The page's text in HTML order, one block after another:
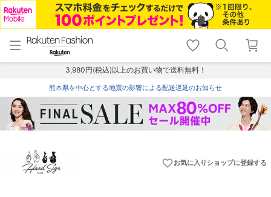
menu home
トップ
shopping_cart lock_outline
ログイン
3,980円(税込)以上のお買い物で送料無料！
熊本県を中心とする地震の影響による配送遅延のお知らせ
favorite_borderお気に入りショップに登録する